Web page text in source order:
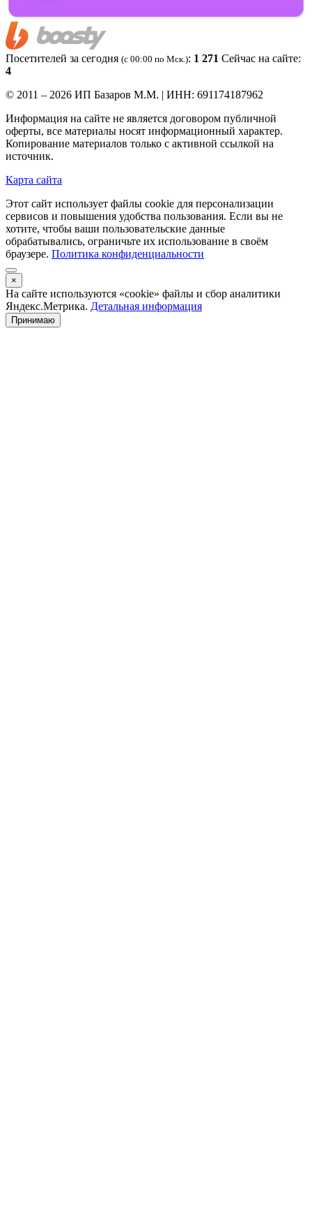
Посетителей за сегодня (c 00:00 по Мск.): 1 271 Сейчас на сайте:
4
© 2011 – 2026 ИП Базаров М.М. | ИНН: 691174187962
Информация на сайте не является договором публичной
оферты, все материалы носят информационный характер.
Копирование материалов только с активной ссылкой на
источник.
Карта сайта
Этот сайт использует файлы cookie для персонализации
сервисов и повышения удобства пользования. Если вы не
хотите, чтобы ваши пользовательские данные
обрабатывались, ограничьте их использование в своём
браузере. Политика конфиденциальности
×
На сайте используются «cookie» файлы и сбор аналитики
Яндекс.Метрика. Детальная информация
Принимаю